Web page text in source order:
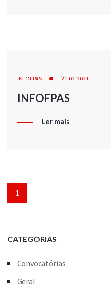
INFOFPAS 21-02-2021
INFOFPAS
Ler mais
1
CATEGORIAS
Convocatórias
Geral